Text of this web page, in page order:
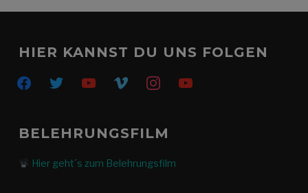
HIER KANNST DU UNS FOLGEN
facebooktwitter youtube vimeo instagramyoutube
BELEHRUNGSFILM
Hier geht´s zum Belehrungsfilm